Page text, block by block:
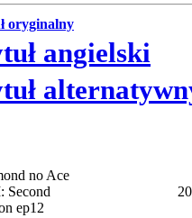
oryginalny
angielski
no Ace
Second
ep12